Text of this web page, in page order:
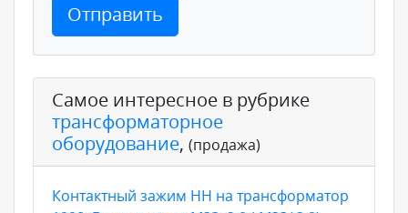
Отправить
Самое интересное в рубрике
трансформаторное
оборудование, (продажа)
Контактный зажим НН на трансформатор